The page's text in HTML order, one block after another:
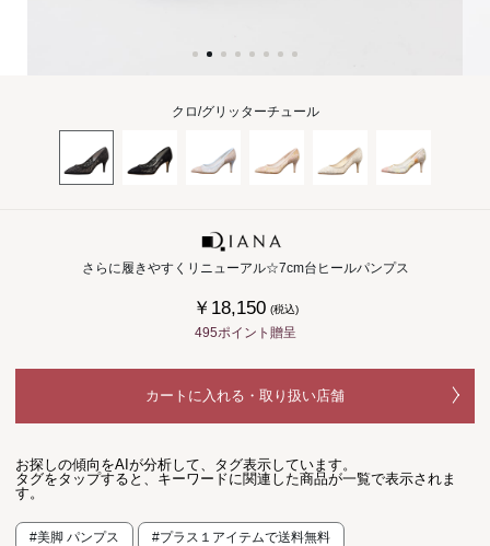
クロ/グリッターチュール
さらに履きやすくリニューアル☆7cm台ヒールパンプス
￥18,150 (税込)
495ポイント贈呈
カートに入れる・取り扱い店舗
お探しの傾向をAIが分析して、タグ表示しています。
タグをタップすると、キーワードに関連した商品が一覧で表示されま
す。
#美脚 パンプス #プラス１アイテムで送料無料